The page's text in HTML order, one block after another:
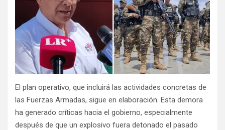
El plan operativo, que incluirá las actividades concretas de
las Fuerzas Armadas, sigue en elaboración. Esta demora
ha generado críticas hacia el gobierno, especialmente
después de que un explosivo fuera detonado el pasado